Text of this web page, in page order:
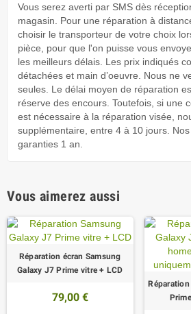
Vous serez averti par SMS dès
magasin. Pour une réparation à
choisir le transporteur de votre choix
pièce, pour que l'on puisse vous
les meilleurs délais. Les prix indiqués
détachées et main d’oeuvre. Nous ne
seules. Le délai moyen de réparation
réserve des encours. Toutefois, si une
est nécessaire à la réparation visée,
supplémentaire, entre 4 à 10 jours.
garanties 1 an.
Vous aimerez aussi
Réparation écran Samsung
Galaxy J7 Prime vitre + LCD
79,00 €